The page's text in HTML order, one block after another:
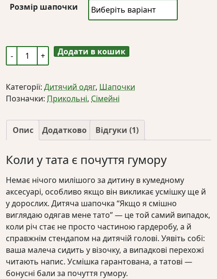
Розмір шапочки
Дитяча
шапочка
я
смішно
одягав
мене
кількість
Додати в кошик
Категорії: Дитячий одяг, Шапочки
Позначки: Прикольні, Сімейні
Опис Додатково Відгуки (1)
Коли у тата є почуття гумору
Немає нічого милішого за дитину в кумедному
аксесуарі, особливо якщо він викликає усмішку ще й
у дорослих. Дитяча шапочка “Якщо я смішно
виглядаю одягав мене тато” — це той самий випадок,
коли річ стає не просто частиною гардеробу, а й
справжнім стендапом на дитячій голові. Уявіть собі:
ваша малеча сидить у візочку, а випадкові перехожі
читають напис. Усмішка гарантована, а татові —
бонусні бали за почуття гумору.